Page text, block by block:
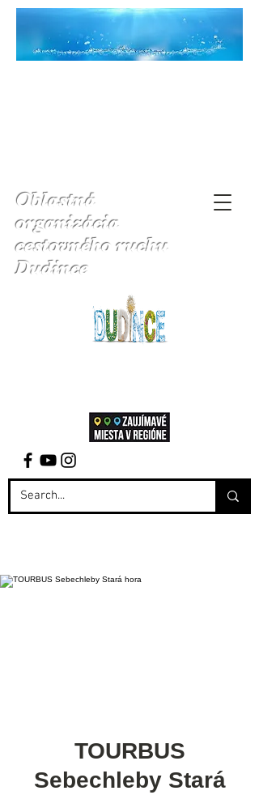
Oblastná
organizácia
cestovného ruchu
Dudince
TOURBUS
Sebechleby Stará